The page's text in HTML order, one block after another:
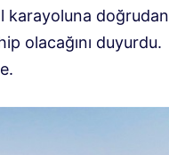
karayoluna doğrudan
olacağını duyurdu.